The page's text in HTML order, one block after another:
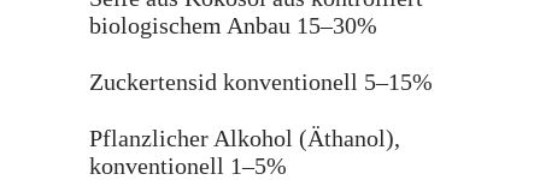
biologischem Anbau 15–30%
Zuckertensid konventionell 5–15%
Pflanzlicher Alkohol (Äthanol),
konventionell 1–5%